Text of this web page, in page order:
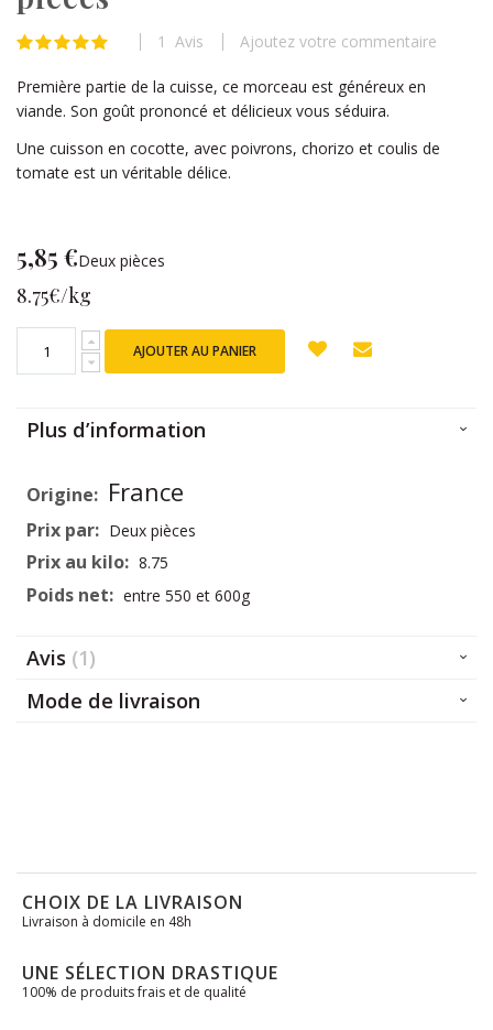
beginning
of
images
gallery
Évaluation: 1 Avis Ajoutez votre commentaire
Première partie de la cuisse, ce morceau est généreux en
viande. Son goût prononcé et délicieux vous séduira.
Une cuisson en cocotte, avec poivrons, chorizo et coulis de
tomate est un véritable délice.
5,85 €Deux pièces
8.75€/kg
AJOUTER AU PANIER
Plus d’information
Plus
d’informationFrance
Deux pièces
8.75
entre 550 et 600g
Avis 1
Mode de livraison
CHOIX DE LA LIVRAISON
Livraison à domicile en 48h
UNE SÉLECTION DRASTIQUE
100% de produits frais et de qualité